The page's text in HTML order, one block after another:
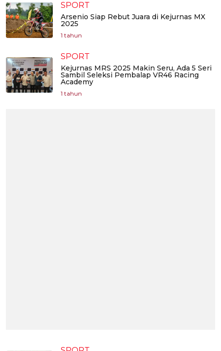
SPORT
Arsenio Siap Rebut Juara di Kejurnas MX
2025
1 tahun
SPORT
Kejurnas MRS 2025 Makin Seru, Ada 5 Seri
Sambil Seleksi Pembalap VR46 Racing
Academy
1 tahun